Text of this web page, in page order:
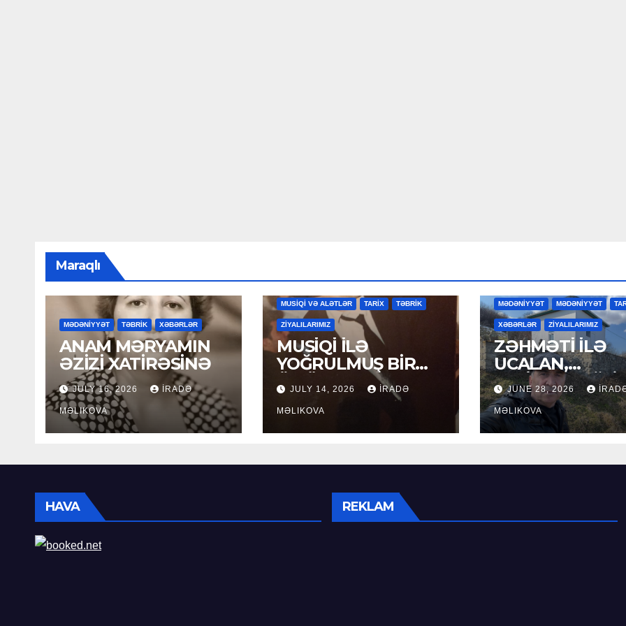
Maraqlı
MƏDƏNİYYƏT TƏBRİK XƏBƏRLƏR
ANAM MƏRYAMIN
ƏZİZİ XATİRƏSİNƏ
JULY 16, 2026 İRADƏ
MƏLIKOVA
MAHNILAR MƏDƏNİYYƏT MƏDƏNİYYƏT
MUSİQİ VƏ ALƏTLƏR TARİX TƏBRİK
ZİYALILARIMIZ
MUSİQİ İLƏ
YOĞRULMUŞ BİR
ÖMÜR
JULY 14, 2026 İRADƏ
MƏLIKOVA
MƏDƏNİYYƏT MƏDƏNİYYƏT
XƏBƏRLƏR ZİYALILARIMIZ
ZƏHMƏTİ İLƏ
UCALAN,
XEYİRXAHLIĞI
SEÇİLƏN: HACI
RAMAZAN
JUNE 28, 2026
MƏLIKOVA
HAVA REKLAM